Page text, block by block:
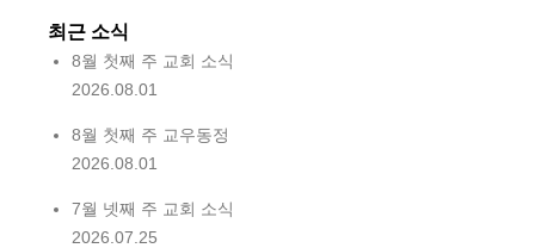
최근 소식
8월 첫째 주 교회 소식
2026.08.01
8월 첫째 주 교우동정
2026.08.01
7월 넷째 주 교회 소식
2026.07.25